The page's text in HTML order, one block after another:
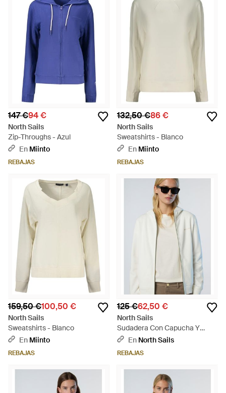
147 €94 €
North Sails
Zip-Throughs - Azul
En Miinto
REBAJAS
132,50 €86 €
North Sails
Sweatshirts - Blanco
En Miinto
REBAJAS
159,50 €100,50 €
North Sails
Sweatshirts - Blanco
En Miinto
REBAJAS
125 €62,50 €
North Sails
Sudadera Con Capucha Y
Cremallera Completa Y
En North Sails
REBAJAS